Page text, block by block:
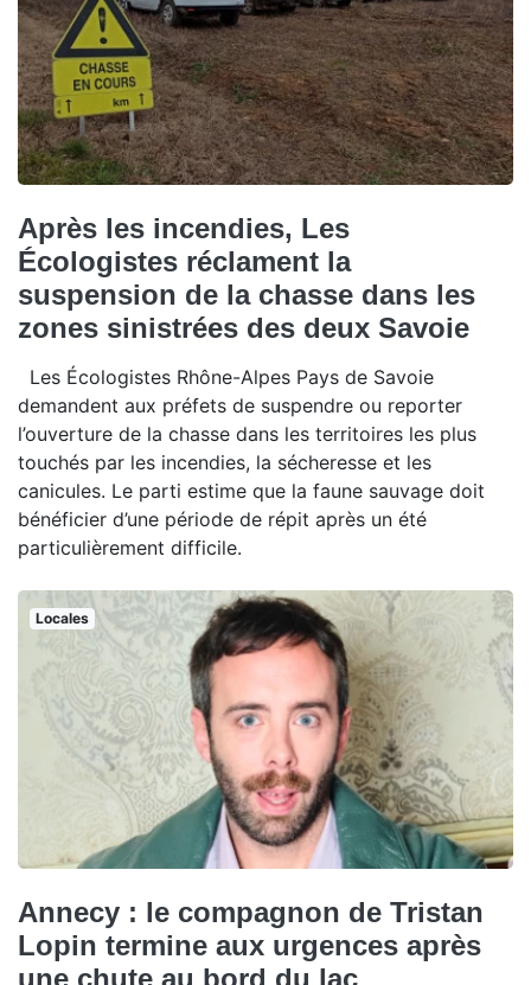
Après les incendies, Les
Écologistes réclament la
suspension de la chasse dans les
zones sinistrées des deux Savoie
Les Écologistes Rhône-Alpes Pays de Savoie
demandent aux préfets de suspendre ou reporter
l’ouverture de la chasse dans les territoires les plus
touchés par les incendies, la sécheresse et les
canicules. Le parti estime que la faune sauvage doit
bénéficier d’une période de répit après un été
particulièrement difficile.
Locales
Annecy : le compagnon de Tristan
Lopin termine aux urgences après
une chute au bord du lac